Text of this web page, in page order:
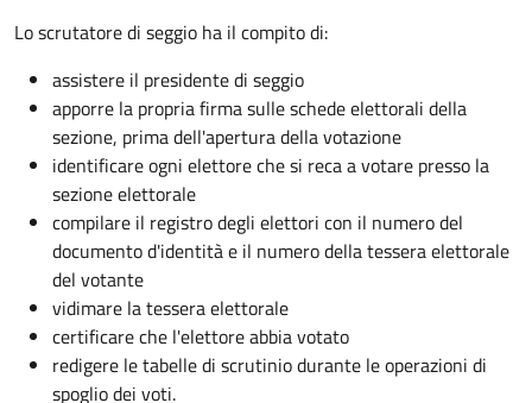
Lo scrutatore di seggio ha il compito di:
assistere il presidente di seggio
apporre la propria firma sulle schede elettorali della
sezione, prima dell'apertura della votazione
identificare ogni elettore che si reca a votare presso la
sezione elettorale
compilare il registro degli elettori con il numero del
documento d'identità e il numero della tessera elettorale
del votante
vidimare la tessera elettorale
certificare che l'elettore abbia votato
redigere le tabelle di scrutinio durante le operazioni di
spoglio dei voti.